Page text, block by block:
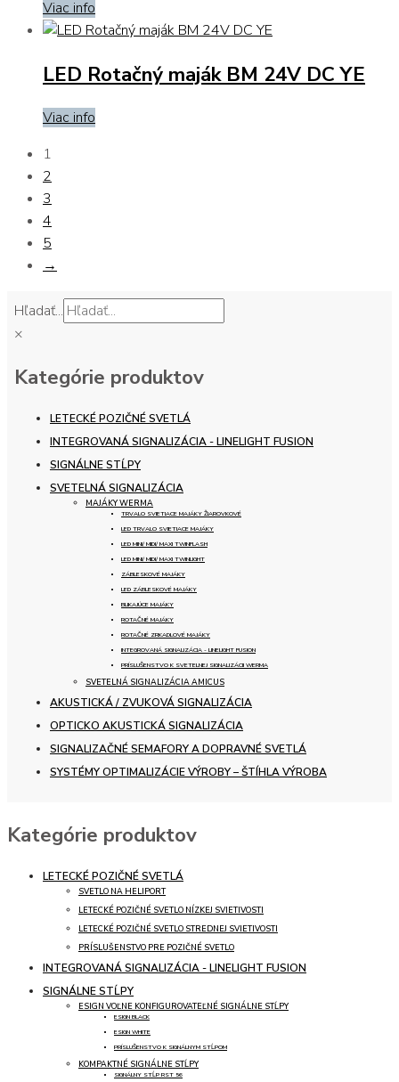
Viac info
LED Rotačný maják BM 24V DC YE
Viac info
1
2
3
4
5
→
Hľadať...
×
Kategórie produktov
LETECKÉ POZIČNÉ SVETLÁ
INTEGROVANÁ SIGNALIZÁCIA - LINELIGHT FUSION
SIGNÁLNE STĹPY
SVETELNÁ SIGNALIZÁCIA
MAJÁKY WERMA
TRVALO SVIETIACE MAJÁKY ŽIAROVKOVÉ
LED TRVALO SVIETIACE MAJÁKY
LED MINI/ MIDI/ MAXI TWINFLASH
LED MINI/ MIDI/ MAXI TWINLIGHT
ZÁBLESKOVÉ MAJÁKY
LED ZÁBLESKOVÉ MAJÁKY
BLIKAJÚCE MAJÁKY
ROTAČNÉ MAJÁKY
ROTAČNÉ ZRKADLOVÉ MAJÁKY
INTEGROVANÁ SIGNALIZÁCIA - LINELIGHT FUSION
PRÍSLUŠENSTVO K SVETELNEJ SIGNALIZÁCII WERMA
SVETELNÁ SIGNALIZÁCIA AMICUS
AKUSTICKÁ / ZVUKOVÁ SIGNALIZÁCIA
OPTICKO AKUSTICKÁ SIGNALIZÁCIA
SIGNALIZAČNÉ SEMAFORY A DOPRAVNÉ SVETLÁ
SYSTÉMY OPTIMALIZÁCIE VÝROBY – ŠTÍHLA VÝROBA
Kategórie produktov
LETECKÉ POZIČNÉ SVETLÁ
SVETLO NA HELIPORT
LETECKÉ POZIČNÉ SVETLO NÍZKEJ SVIETIVOSTI
LETECKÉ POZIČNÉ SVETLO STREDNEJ SVIETIVOSTI
PRÍSLUŠENSTVO PRE POZIČNÉ SVETLO
INTEGROVANÁ SIGNALIZÁCIA - LINELIGHT FUSION
SIGNÁLNE STĹPY
ESIGN VOĽNE KONFIGUROVATEĽNÉ SIGNÁLNE STĹPY
ESIGN BLACK
ESIGN WHITE
PRÍSLUŠENSTVO K SIGNÁLNYM STĹPOM
KOMPAKTNÉ SIGNÁLNE STĹPY
SIGNÁLNY STĹP RST 56